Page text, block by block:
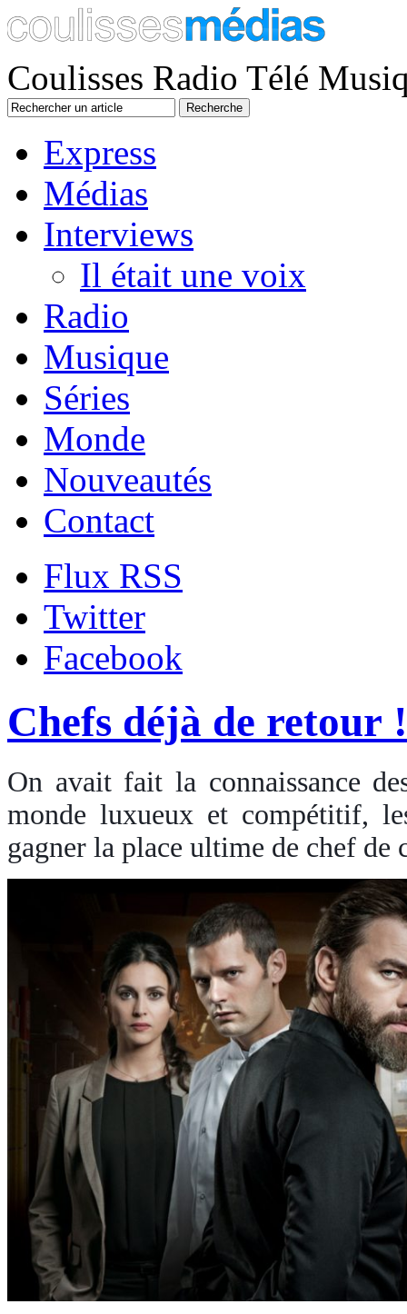
Coulisses Radio Télé
Express
Médias
Interviews
Il était une voix
Radio
Musique
Séries
Monde
Nouveautés
Contact
Flux RSS
Twitter
Facebook
Chefs déjà de retour !
On avait fait la connaissance
monde luxueux et compétitif,
gagner la place ultime de chef de